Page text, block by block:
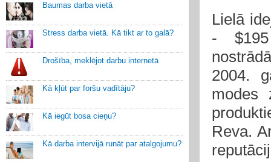
Baumas darba vietā
Stress darba vietā. Kā tikt ar to galā?
Drošība, meklējot darbu internetā
Kā kļūt par foršu vadītāju?
Kā iegūt bosa cieņu?
Kā darba intervijā runāt par atalgojumu?
Lielā
-
2004.
modes
Reva.